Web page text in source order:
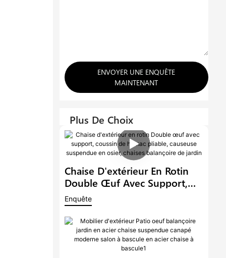
ENVOYER UNE ENQUÊTE
MAINTENANT
Plus De Choix
Chaise D'extérieur En Rotin
Double Œuf Avec Support,
Coussin De Hamac Pliable,
Causeuse Suspendue En
Osier, Chaises Balançoire De
Jardin
Enquête